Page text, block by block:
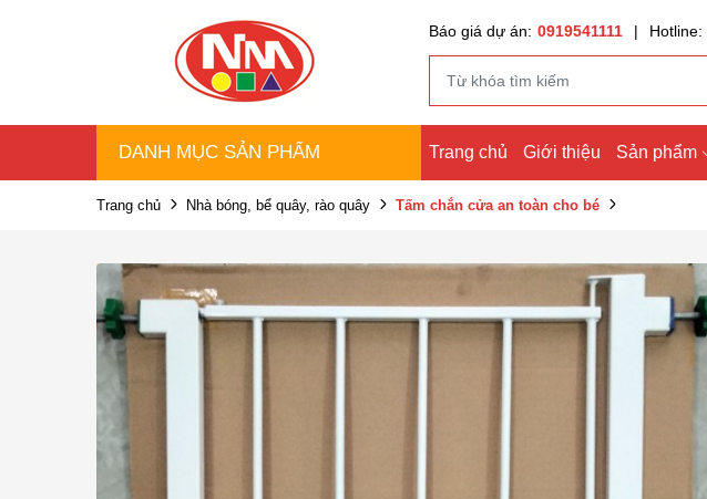
Báo giá dự án: 0919541111 | Hotline:
DANH MỤC SẢN PHẨM Trang chủ Giới thiệu Sản phẩm
Trang chủ Nhà bóng, bể quây, rào quây Tấm chắn cửa an toàn cho bé